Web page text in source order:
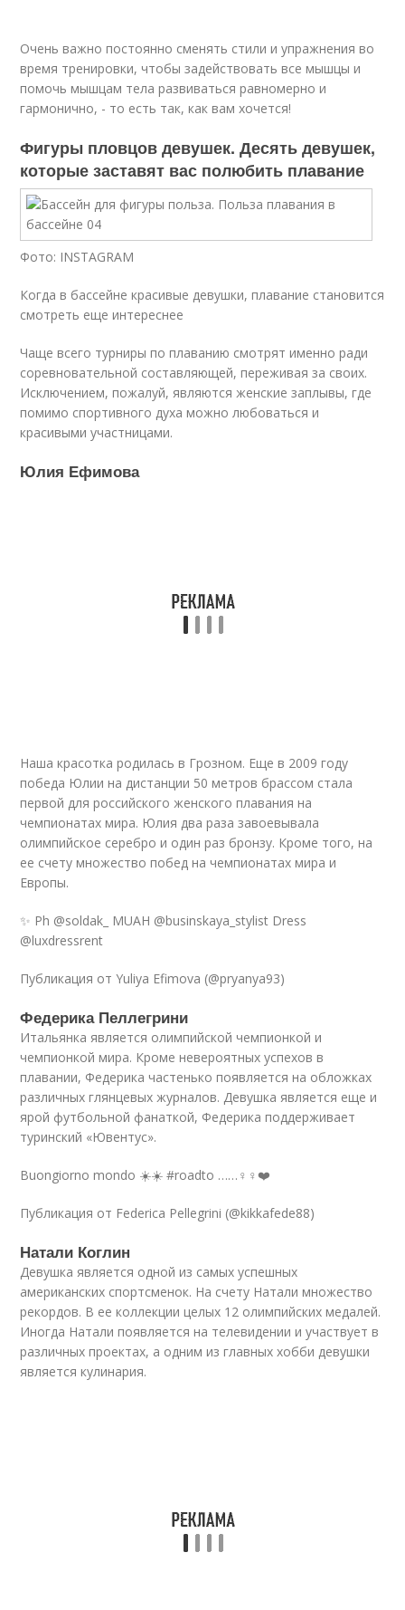
Очень важно постоянно сменять стили и упражнения во
время тренировки, чтобы задействовать все мышцы и
помочь мышцам тела развиваться равномерно и
гармонично, - то есть так, как вам хочется!
Фигуры пловцов девушек. Десять девушек,
которые заставят вас полюбить плавание
Фото: INSTAGRAM
Когда в бассейне красивые девушки, плавание становится
смотреть еще интереснее
Чаще всего турниры по плаванию смотрят именно ради
соревновательной составляющей, переживая за своих.
Исключением, пожалуй, являются женские заплывы, где
помимо спортивного духа можно любоваться и
красивыми участницами.
Юлия Ефимова
Наша красотка родилась в Грозном. Еще в 2009 году
победа Юлии на дистанции 50 метров брассом стала
первой для российского женского плавания на
чемпионатах мира. Юлия два раза завоевывала
олимпийское серебро и один раз бронзу. Кроме того, на
ее счету множество побед на чемпионатах мира и
Европы.
✨ Ph @soldak_ MUAH @businskaya_stylist Dress
@luxdressrent
Публикация от Yuliya Efimova (@pryanya93)
Федерика Пеллегрини
Итальянка является олимпийской чемпионкой и
чемпионкой мира. Кроме невероятных успехов в
плавании, Федерика частенько появляется на обложках
различных глянцевых журналов. Девушка является еще и
ярой футбольной фанаткой, Федерика поддерживает
туринский «Ювентус».
Buongiorno mondo ☀️☀️ #roadto ……‍♀️‍♀️❤️
Публикация от Federica Pellegrini (@kikkafede88)
Натали Коглин
Девушка является одной из самых успешных
американских спортсменок. На счету Натали множество
рекордов. В ее коллекции целых 12 олимпийских медалей.
Иногда Натали появляется на телевидении и участвует в
различных проектах, а одним из главных хобби девушки
является кулинария.